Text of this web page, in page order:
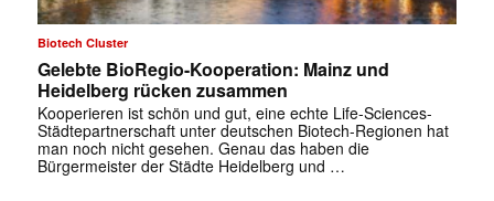
Biotech Cluster
Gelebte BioRegio-Kooperation: Mainz und
Heidelberg rücken zusammen
Kooperieren ist schön und gut, eine echte Life-Sciences-
Städtepartnerschaft unter deutschen Biotech-Regionen hat
man noch nicht gesehen. Genau das haben die
Bürgermeister der Städte Heidelberg und …